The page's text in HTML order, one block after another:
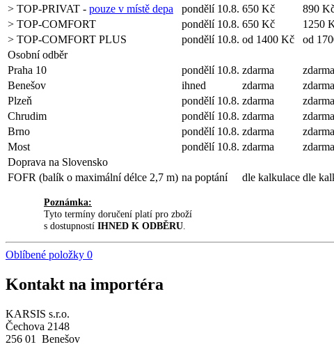
> TOP-PRIVAT - pouze v místě depa pondělí 10.8. 650 Kč
890
> TOP-COMFORT
pondělí 10.8. 650 Kč
1250
> TOP-COMFORT PLUS
pondělí 10.8. od 1400 Kč
od
Osobní odběr
Praha 10
pondělí 10.8. zdarma
zdarma
Benešov
ihned zdarma
zdarma
Plzeň
pondělí 10.8. zdarma
zdarma
Chrudim
pondělí 10.8. zdarma
zdarma
Brno
pondělí 10.8. zdarma
zdarma
Most
pondělí 10.8. zdarma
zdarma
Doprava na Slovensko
FOFR (balík o maximální délce 2,7 m) na poptání dle kalkulace dle
Poznámka:
Tyto termíny doručení platí pro zboží
s dostupností IHNED K ODBĚRU
Oblíbené položky 0
Kontakt na importéra
KARSIS s.r.o.
Čechova 2148
256 01 Benešov